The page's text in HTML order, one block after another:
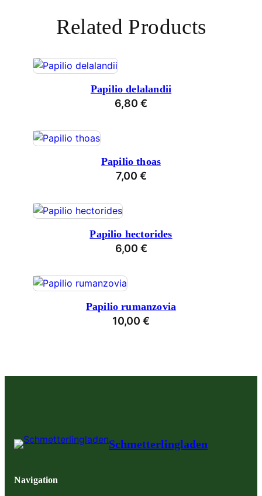
Related Products
Papilio delalandii
6,80 €
Papilio thoas
7,00 €
Papilio hectorides
6,00 €
Papilio rumanzovia
10,00 €
Schmetterlingladen
Navigation